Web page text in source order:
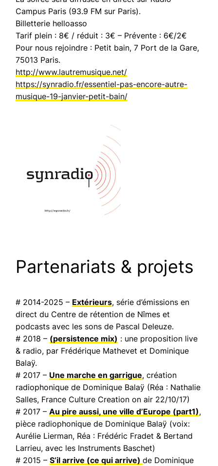
Campus Paris (93.9 FM sur Paris).
Billetterie helloasso
Tarif plein : 8€ / réduit : 3€ – Prévente : 6€/2€
Pour nous rejoindre : Petit bain, 7 Port de la Gare,
75013 Paris.
http://www.lautremusique.net/
https://synradio.fr/essentiel-pas-encore-autre-
musique-19-janvier-petit-bain/
Partenariats & projets
# 2014-2025 – Extérieurs, série d’émissions en
direct du Centre de rétention de Nîmes et
podcasts avec les sons de Pascal Deleuze.
# 2018 – (persistence mix) : une proposition live
& radio, par Frédérique Mathevet et Dominique
Balaÿ.
# 2017 – Une marche en garrigue, création
radiophonique de Dominique Balaÿ (Réa : Nathalie
Salles, France Culture Creation on air 22/10/17)
# 2017 – Au pire aussi, une ville d’Europe (part1),
pièce radiophonique de Dominique Balaÿ (voix:
Aurélie Lierman, Réa : Frédéric Fradet & Bertand
Larrieu, avec les Instruments Baschet)
# 2015 – S’il arrive (ce qui arrive) de Dominique